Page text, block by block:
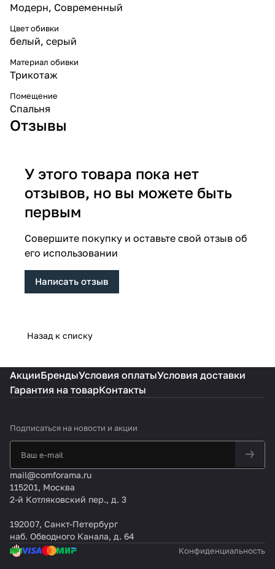
Модерн, Современный
Цвет обивки
белый, серый
Материал обивки
Трикотаж
Помещение
Спальня
Отзывы
У этого товара пока нет
отзывов, но вы можете быть
первым
Совершите покупку и оставьте свой отзыв об
его использовании
Написать отзыв
Назад к списку
АкцииБрендыУсловия оплатыУсловия доставки
Гарантия на товарКонтакты
Подписаться на новости и акции
mail@comforama.ru
115201, Москва
2-й Котляковский пер., д. 3
192007, Санкт-Петербург
наб. Обводного Канала, д. 64
Конфиденциальность